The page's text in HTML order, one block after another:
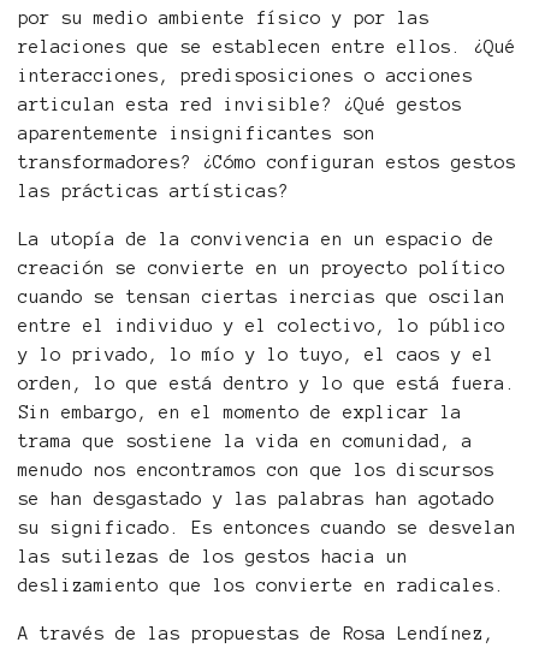
por su medio ambiente físico y por las
relaciones que se establecen entre ellos. ¿Qué
interacciones, predisposiciones o acciones
articulan esta red invisible? ¿Qué gestos
aparentemente insignificantes son
transformadores? ¿Cómo configuran estos gestos
las prácticas artísticas?
La utopía de la convivencia en un espacio de
creación se convierte en un proyecto político
cuando se tensan ciertas inercias que oscilan
entre el individuo y el colectivo, lo público
y lo privado, lo mío y lo tuyo, el caos y el
orden, lo que está dentro y lo que está fuera.
Sin embargo, en el momento de explicar la
trama que sostiene la vida en comunidad, a
menudo nos encontramos con que los discursos
se han desgastado y las palabras han agotado
su significado. Es entonces cuando se desvelan
las sutilezas de los gestos hacia un
deslizamiento que los convierte en radicales.
A través de las propuestas de Rosa Lendínez,